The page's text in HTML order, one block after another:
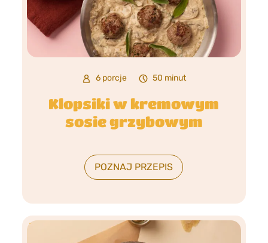
6 porcje 50 minut
Klopsiki w kremowym
sosie grzybowym
POZNAJ PRZEPIS